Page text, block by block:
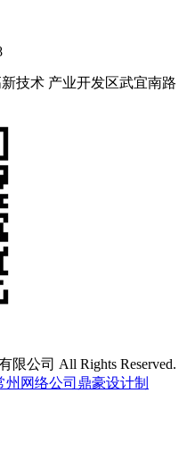
技术 产业开发区武宜南路
公司 All Rights Reserved.
州网络公司鼎豪设计制